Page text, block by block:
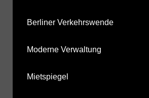
Berliner Verkehrswende
Moderne Verwaltung
Mietspiegel